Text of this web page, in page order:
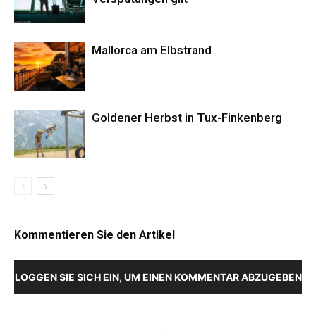
Mallorca am Elbstrand
Goldener Herbst in Tux-Finkenberg
Kommentieren Sie den Artikel
LOGGEN SIE SICH EIN, UM EINEN KOMMENTAR ABZUGEBEN